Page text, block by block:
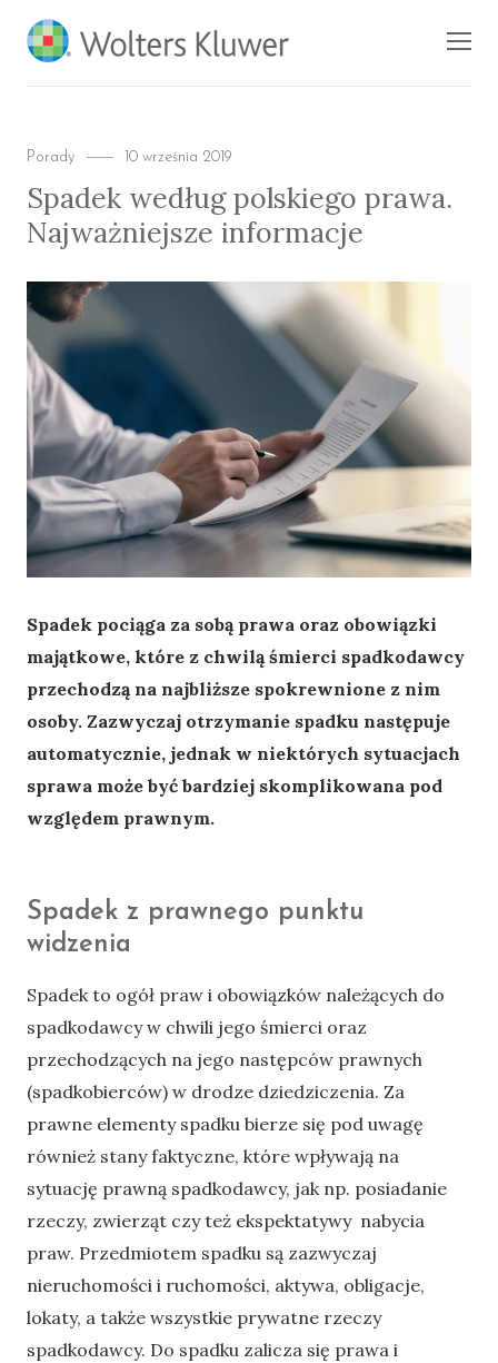
BLOG KSIĘGARNI
PROFINFO.PL
Categories
Porady
Posted
10 września 2019
Spadek według polskiego prawa.
Najważniejsze informacje
Spadek pociąga za sobą prawa oraz obowiązki
majątkowe, które z chwilą śmierci spadkodawcy
przechodzą na najbliższe spokrewnione z nim
osoby. Zazwyczaj otrzymanie spadku następuje
automatycznie, jednak w niektórych sytuacjach
sprawa może być bardziej skomplikowana pod
względem prawnym.
Spadek z prawnego punktu
widzenia
Spadek to ogół praw i obowiązków należących do
spadkodawcy w chwili jego śmierci oraz
przechodzących na jego następców prawnych
(spadkobierców) w drodze dziedziczenia. Za
prawne elementy spadku bierze się pod uwagę
również stany faktyczne, które wpływają na
sytuację prawną spadkodawcy, jak np. posiadanie
rzeczy, zwierząt czy też ekspektatywy nabycia
praw. Przedmiotem spadku są zazwyczaj
nieruchomości i ruchomości, aktywa, obligacje,
lokaty, a także wszystkie prywatne rzeczy
spadkodawcy. Do spadku zalicza się prawa i